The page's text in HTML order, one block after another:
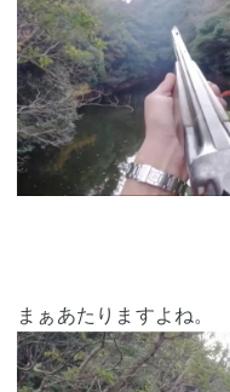
まぁあたりますよね。